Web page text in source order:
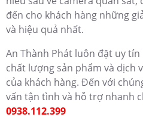
đến cho khách hàng những
và hiệu quả nhất.
An Thành Phát luôn đặt uy
chất lượng sản phẩm và dịch
của khách hàng. Đến với
vấn tận tình và hỗ trợ nhanh
0938.112.399